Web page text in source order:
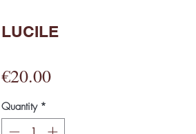
LUCILE
€20.00Price
Quantity *